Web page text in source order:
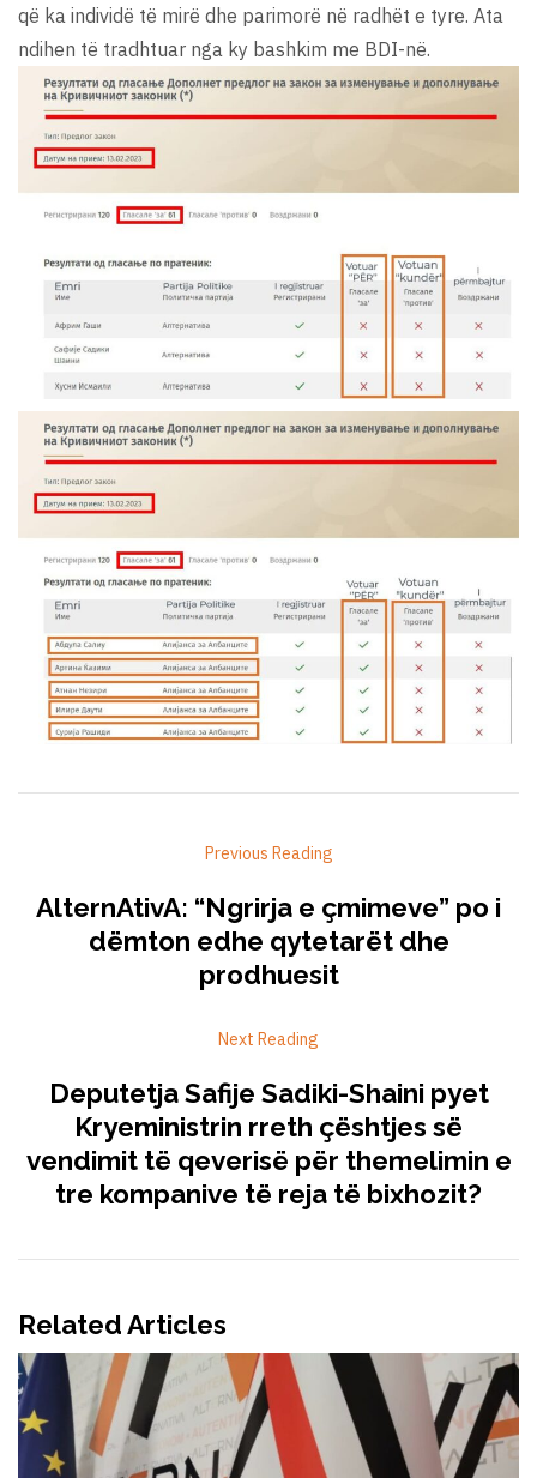
që ka individë të mirë dhe parimorë në radhët e tyre. Ata
ndihen të tradhtuar nga ky bashkim me BDI-në.
Previous Reading
AlternAtivA: “Ngrirja e çmimeve” po i
dëmton edhe qytetarët dhe
prodhuesit
Next Reading
Deputetja Safije Sadiki-Shaini pyet
Kryeministrin rreth çështjes së
vendimit të qeverisë për themelimin e
tre kompanive të reja të bixhozit?
Related Articles